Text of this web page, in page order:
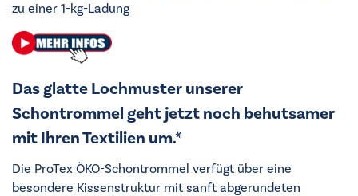
zu einer 1-kg-Ladung
Das glatte Lochmuster unserer
Schontrommel geht jetzt noch behutsamer
mit Ihren Textilien um.*
Die ProTex ÖKO-Schontrommel verfügt über eine
besondere Kissenstruktur mit sanft abgerundeten